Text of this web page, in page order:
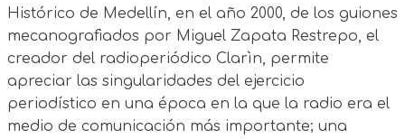
Histórico de Medellín, en el año 2000, de los guiones
mecanografiados por Miguel Zapata Restrepo, el
creador del radioperiódico Clarìn, permite
apreciar las singularidades del ejercicio
periodístico en una época en la que la radio era el
medio de comunicación más importante; una